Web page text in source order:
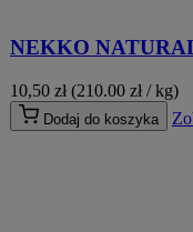
NEKKO
10,50 zł (210.00 zł / kg)
Dodaj do koszyka